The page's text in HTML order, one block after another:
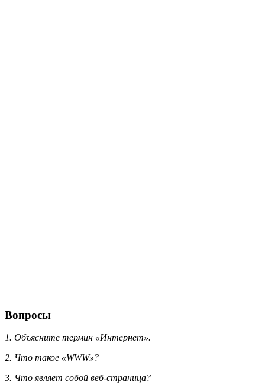
Вопросы
1. Объясните термин «Интернет».
2. Что такое «WWW»?
3. Что являет собой веб-страница?